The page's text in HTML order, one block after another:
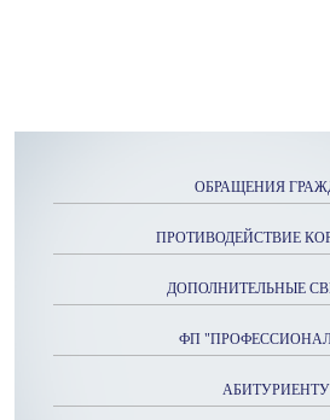
ОБРАЩЕНИЯ
ПРОТИВОДЕЙСТВИЕ
ДОПОЛНИТЕЛЬНЫЕ
ФП
АБИТУРИЕНТУ